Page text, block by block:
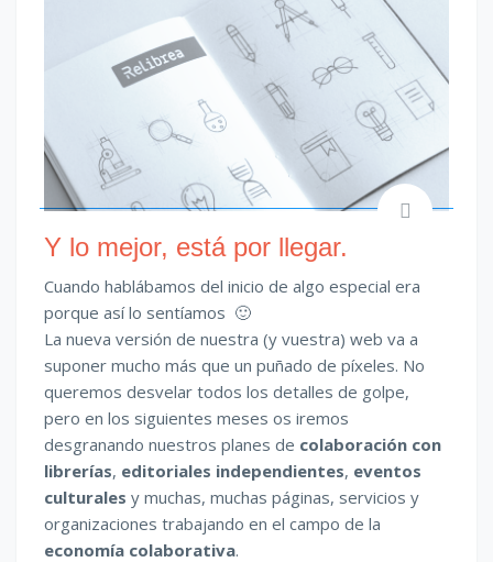
Y lo mejor, está por llegar.
Cuando hablábamos del inicio de algo especial era
porque así lo sentíamos 🙂
La nueva versión de nuestra (y vuestra) web va a
suponer mucho más que un puñado de píxeles. No
queremos desvelar todos los detalles de golpe,
pero en los siguientes meses os iremos
desgranando nuestros planes de colaboración con
librerías, editoriales independientes, eventos
culturales y muchas, muchas páginas, servicios y
organizaciones trabajando en el campo de la
economía colaborativa.